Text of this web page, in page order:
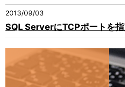
2013/09/03
SQL ServerにTCPポートを